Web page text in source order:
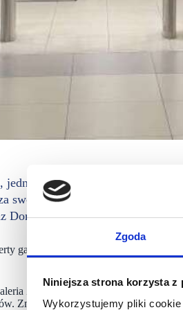
Zgoda
Niniejsza strona korzysta z
Wykorzystujemy pliki
jedno z największych centrów
swój portfel najemców. Do
Domowe Mrożonki.
galerii, której celem jest odpowiedź
Zielone Wzgórze stale dąży do
Znaczącym krokiem w tej strategii